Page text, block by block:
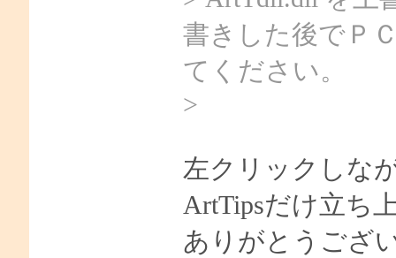
書きした後でＰ
てください。
>
左クリックしな
ArtTipsだけ立ち
ありがとうござ